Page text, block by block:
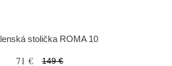
stolička ROMA 10
71 € 149 €